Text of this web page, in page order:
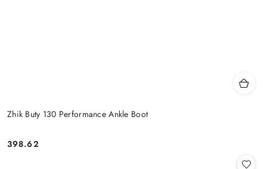
Zhik Buty 130 Performance Ankle Boot
Cena:
398.62